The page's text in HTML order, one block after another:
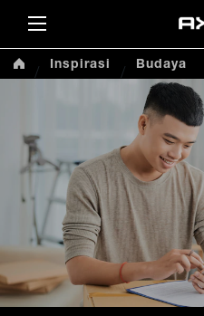
Inspirasi Budaya